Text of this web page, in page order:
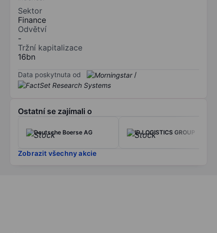
Sektor
Finance
Odvětví
-
Tržní kapitalizace
16bn
Data poskytnuta od /
Ostatní se zajímali o
Deutsche Boerse AG ID LOGISTICS GROUP
Zobrazit všechny akcie